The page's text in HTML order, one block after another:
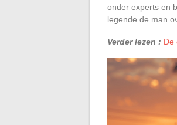
onder experts en
legende de man
Verder lezen : De